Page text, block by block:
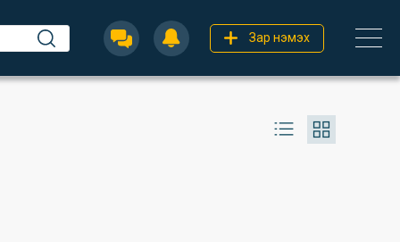
Зар нэмэх